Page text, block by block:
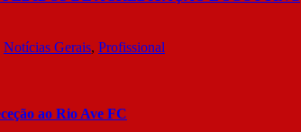
Notícias Gerais, Profissional
ao Rio Ave FC